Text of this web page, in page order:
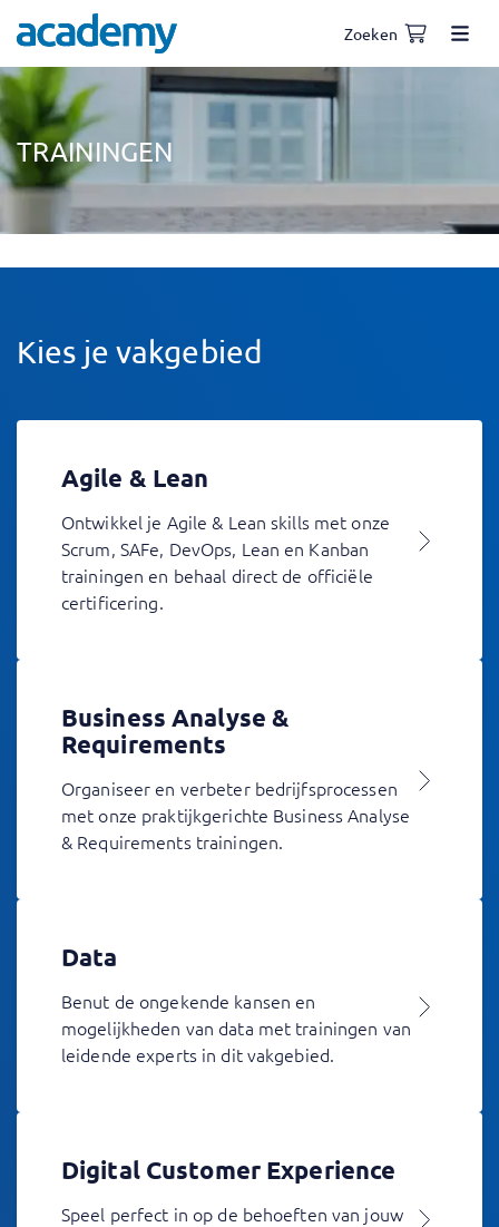
Zoeken
TRAININGEN
Kies je vakgebied
Agile & Lean
Ontwikkel je Agile & Lean skills met onze
Scrum, SAFe, DevOps, Lean en Kanban
trainingen en behaal direct de officiële
certificering.
Business Analyse &
Requirements
Organiseer en verbeter bedrijfsprocessen
met onze praktijkgerichte Business Analyse
& Requirements trainingen.
Data
Benut de ongekende kansen en
mogelijkheden van data met trainingen van
leidende experts in dit vakgebied.
Digital Customer Experience
Speel perfect in op de behoeften van jouw